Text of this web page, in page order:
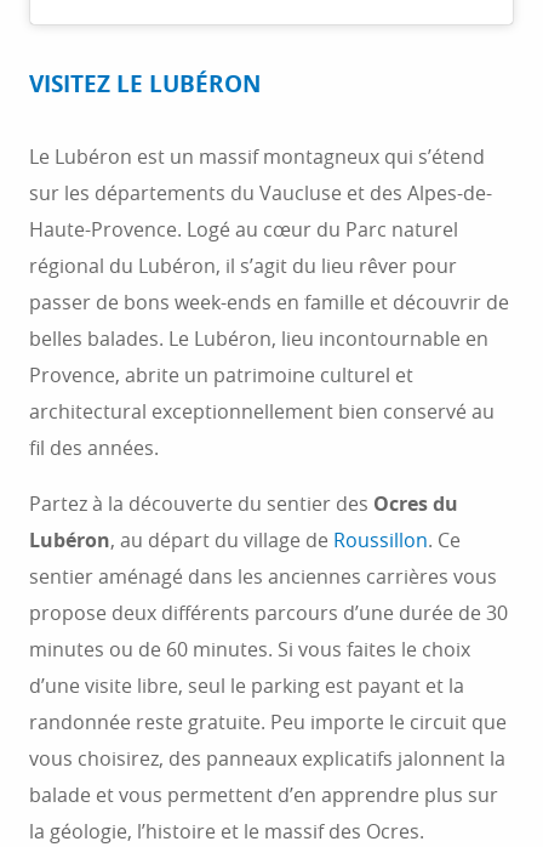
VISITEZ LE LUBÉRON
Le Lubéron est un massif montagneux qui s’étend
sur les départements du Vaucluse et des Alpes-de-
Haute-Provence. Logé au cœur du Parc naturel
régional du Lubéron, il s’agit du lieu rêver pour
passer de bons week-ends en famille et découvrir de
belles balades. Le Lubéron, lieu incontournable en
Provence, abrite un patrimoine culturel et
architectural exceptionnellement bien conservé au
fil des années.
Partez à la découverte du sentier des Ocres du
Lubéron, au départ du village de Roussillon. Ce
sentier aménagé dans les anciennes carrières vous
propose deux différents parcours d’une durée de 30
minutes ou de 60 minutes. Si vous faites le choix
d’une visite libre, seul le parking est payant et la
randonnée reste gratuite. Peu importe le circuit que
vous choisirez, des panneaux explicatifs jalonnent la
balade et vous permettent d’en apprendre plus sur
la géologie, l’histoire et le massif des Ocres.